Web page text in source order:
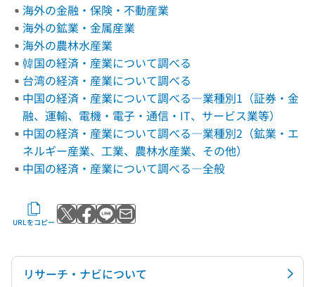
海外の金融・保険・不動産業
海外の鉱業・金属産業
海外の農林水産業
韓国の経済・産業について調べる
台湾の経済・産業について調べる
中国の経済・産業について調べる―業種別1（証券・金
融、運輸、電機・電子・通信・IT、サービス業等）
中国の経済・産業について調べる―業種別2（鉱業・エ
ネルギー産業、工業、農林水産業、その他）
中国の経済・産業について調べる―全般
URLをコピー Xでポストする
Facebookでシェアする
LINEで送る
メールで送る
リサーチ・ナビについて